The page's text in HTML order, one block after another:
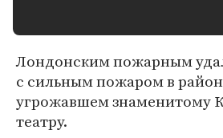
Лондонским пожарным
с сильным пожаром в
угрожавшем знаменитому
театру.